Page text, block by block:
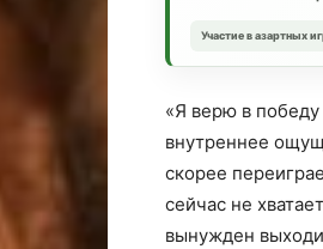
Участие в азартных
«Я верю в
внутреннее
скорее
сейчас не
вынужден